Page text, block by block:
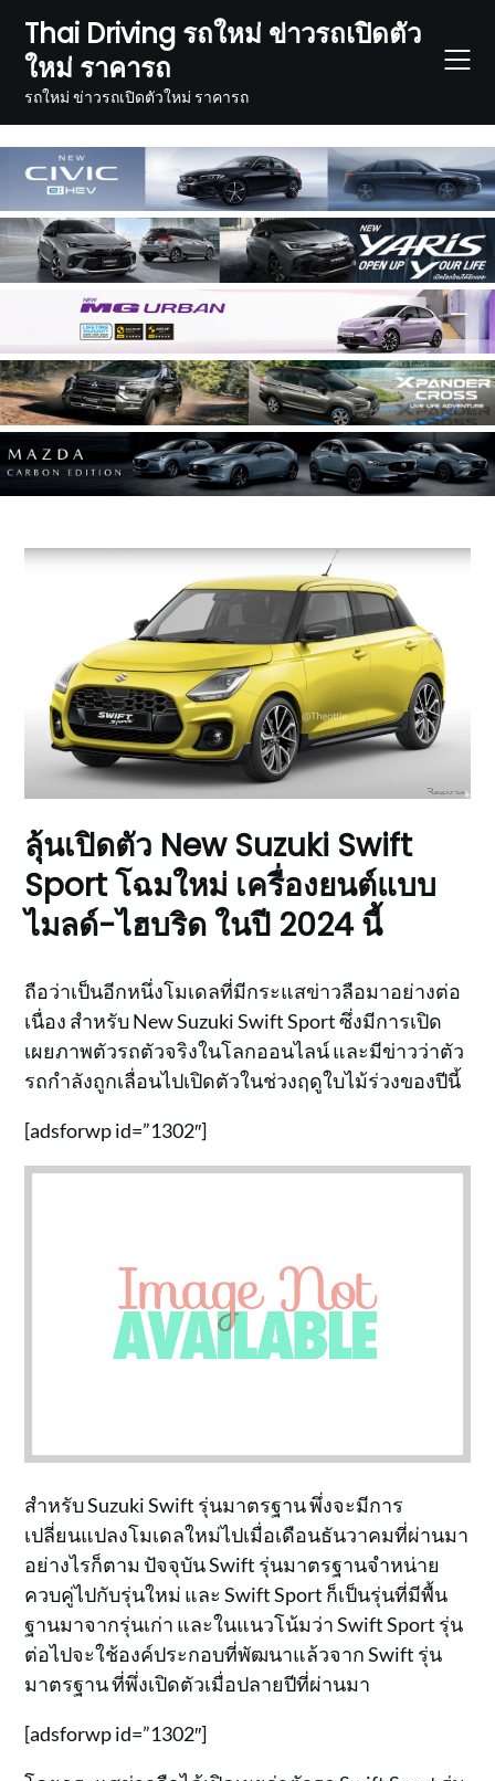
content
Thai Driving รถใหม่ ข่าวรถเปิดตัว
ใหม่ ราคารถ
รถใหม่ ข่าวรถเปิดตัวใหม่ ราคารถ
ลุ้นเปิดตัว New Suzuki Swift
Sport โฉมใหม่ เครื่องยนต์แบบ
ไมลด์-ไฮบริด ในปี 2024 นี้
ถือว่าเป็นอีกหนึ่งโมเดลที่มีกระแสข่าวลือมาอย่างต่อ
เนื่อง สำหรับ New Suzuki Swift Sport ซึ่งมีการเปิด
เผยภาพตัวรถตัวจริงในโลกออนไลน์ และมีข่าวว่าตัว
รถกำลังถูกเลื่อนไปเปิดตัวในช่วงฤดูใบไม้ร่วงของปีนี้
[adsforwp id=”1302″]
สำหรับ Suzuki Swift รุ่นมาตรฐาน พึ่งจะมีการ
เปลี่ยนแปลงโมเดลใหม่ไปเมื่อเดือนธันวาคมที่ผ่านมา
อย่างไรก็ตาม ปัจจุบัน Swift รุ่นมาตรฐานจำหน่าย
ควบคู่ไปกับรุ่นใหม่ และ Swift Sport ก็เป็นรุ่นที่มีพื้น
ฐานมาจากรุ่นเก่า และในแนวโน้มว่า Swift Sport รุ่น
ต่อไปจะใช้องค์ประกอบที่พัฒนาแล้วจาก Swift รุ่น
มาตรฐาน ที่พึ่งเปิดตัวเมื่อปลายปีที่ผ่านมา
[adsforwp id=”1302″]